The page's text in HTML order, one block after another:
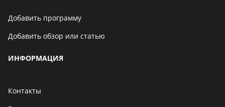
Добавить программу
Добавить обзор или статью
ИНФОРМАЦИЯ
Контакты